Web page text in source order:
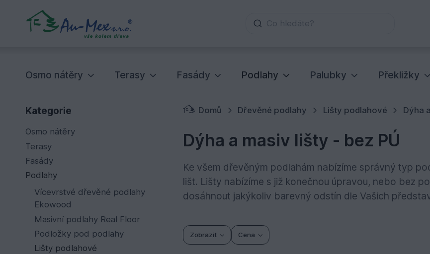
Co hledáte?
Osmo nátěry Terasy Fasády Podlahy Palubky Překližky
Kategorie
Osmo nátěry
Terasy
Fasády
Podlahy
Vícevrstvé dřevěné podlahy
Ekowood
Masivní podlahy Real Floor
Podložky pod podlahy
Lišty podlahové
Domů Dřevěné podlahy Lišty podlahové Dýha
Dýha a masiv lišty - bez PÚ
Ke všem dřevěným podlahám nabízíme správný typ
lišt. Lišty nabízíme s již konečnou úpravou, nebo bez
dosáhnout jakýkoliv barevný odstín dle Vašich
Zobrazit Cena